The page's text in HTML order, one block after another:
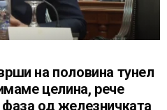
на половина тунел
целина, рече
од железничката